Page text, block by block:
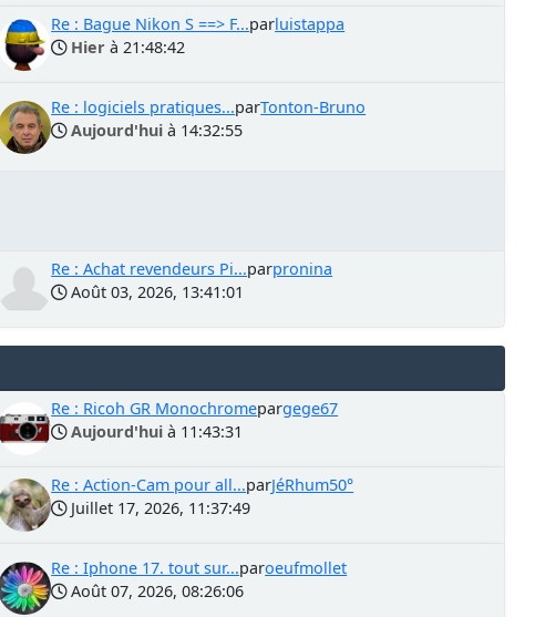
Re : Bague Nikon S ==> F...parluistappa
Hier à 21:48:42
Re : logiciels pratiques...parTonton-Bruno
Aujourd'hui à 14:32:55
Re : Achat revendeurs Pi...parpronina
Août 03, 2026, 13:41:01
Re : Ricoh GR Monochromepargege67
Aujourd'hui à 11:43:31
Re : Action-Cam pour all...parJéRhum50°
Juillet 17, 2026, 11:37:49
Re : Iphone 17. tout sur...paroeufmollet
Août 07, 2026, 08:26:06